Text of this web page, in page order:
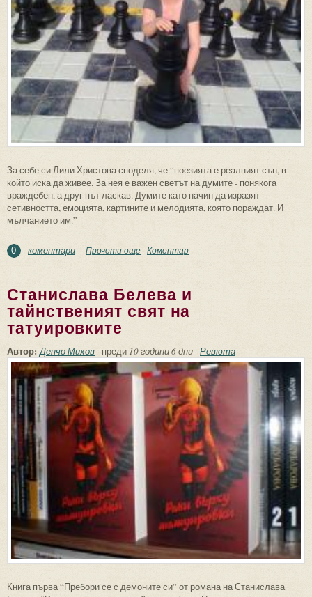
За себе си Лили Христова споделя, че “поезията е реалният сън, в
който иска да живее. За нея е важен светът на думите - понякога
враждебен, а друг път ласкав. Думите като начин да изразят
сетивността, емоцията, картините и мелодията, която пораждат. И
мълчанието им.”
0 коментари Прочети още about Лили Христова и дебютната й
Коментар
Станислава Белева и
тайнственият свят на
татуировките
Автор:Денчо Михов преди 10 години 6 дни Ревюта
Книга първа “Пребори се с демоните си” от романа на Станислава